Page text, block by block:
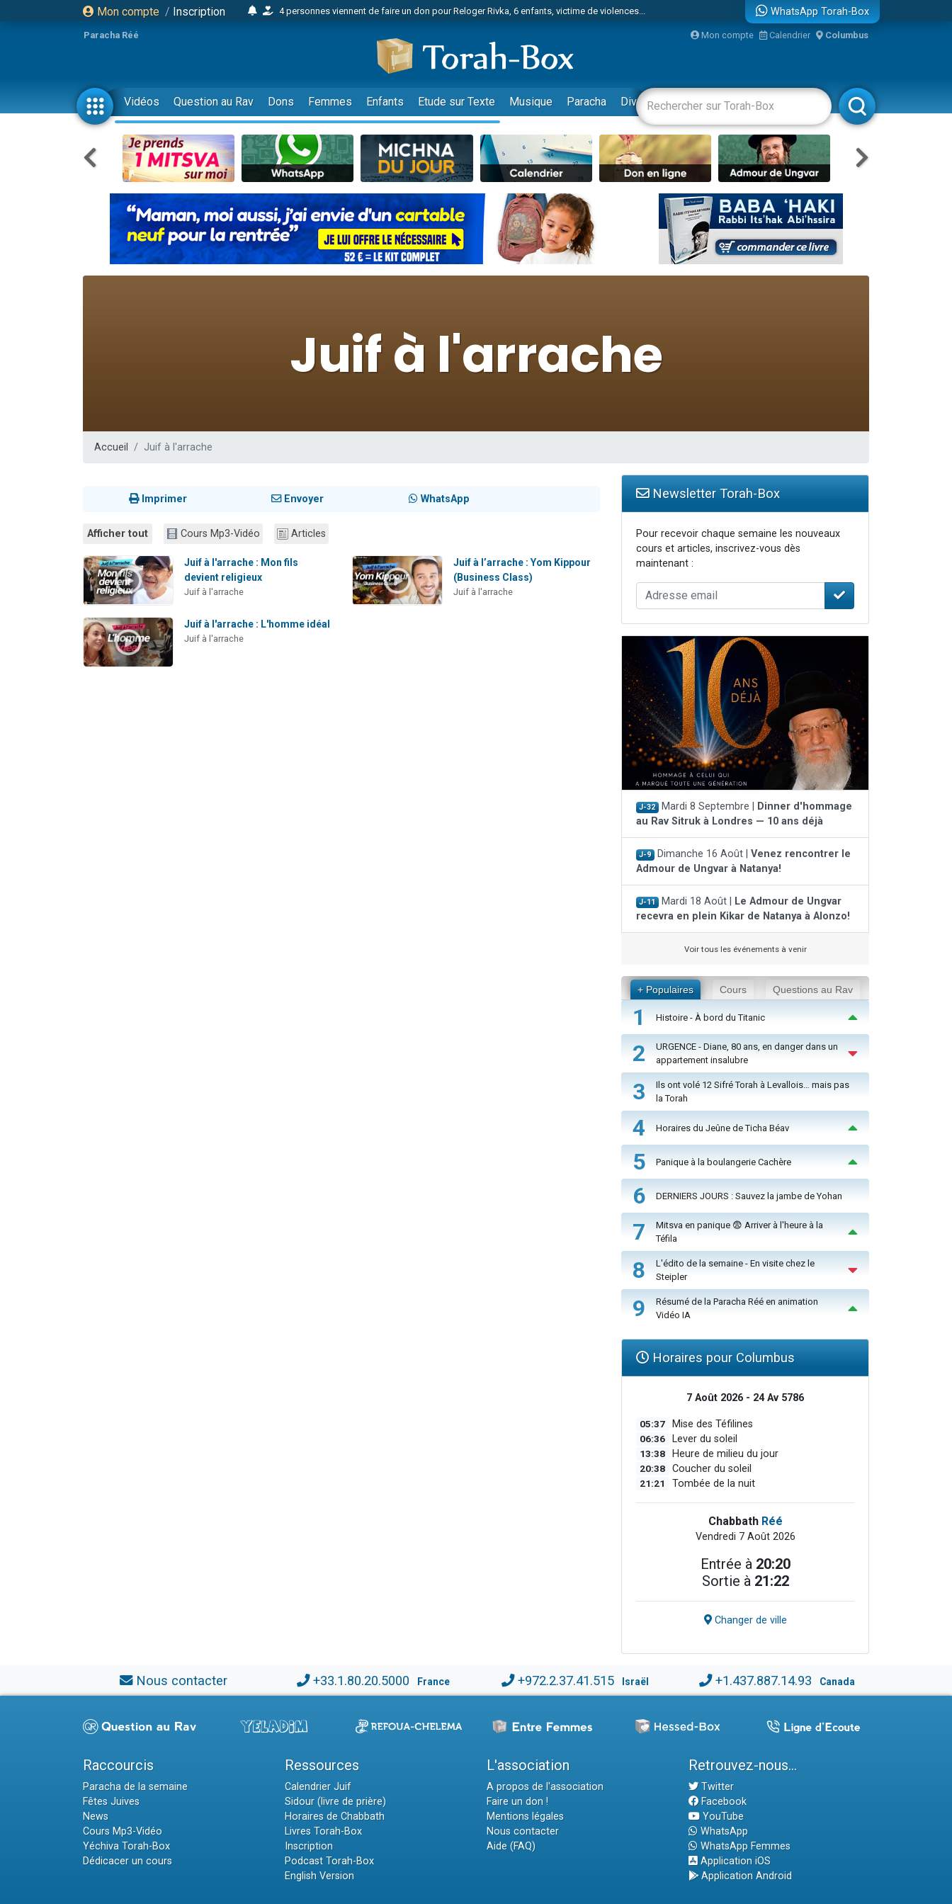
Mon compte / Inscription
4 personnes viennent de faire un don pour Reloger Rivka, 6 enfants, victime de violences...
17 personnes viennent de demander une bénédiction
4 personnes viennent de nous rejoindre sur WhatsApp
Il reste 49 places pour étudier en groupe sur Zoom
23 personnes viennent de faire un don pour Diane, 80 ans, dans un appartement insalubre
Eva vient de donner son Maasser
4 personnes viennent de nous rejoindre sur WhatsApp
3 personnes viennent de nous rejoindre sur WhatsApp
3 personnes viennent de faire un don pour 5 jours de vacances aux Orphelins
Odaya vient de donner son Maasser
2 personnes viennent de nous rejoindre sur WhatsApp
13 personnes viennent de demander une bénédiction
Il reste 49 places pour étudier en groupe sur Zoom
3 personnes viennent de nous rejoindre sur WhatsApp
2 personnes viennent de nous rejoindre sur WhatsApp
WhatsApp Torah-Box
Paracha Réé Mon compte Calendrier Columbus
Vidéos Question au Rav Dons Femmes Enfants Etude sur Texte Musique Paracha Divertissements Livres Rabbanim
Accueil Juif à l'arrache
Imprimer Envoyer WhatsApp
Afficher tout Cours Mp3-Vidéo Articles
Juif à l'arrache : Mon fils
devient religieux
Juif à l'arrache
Juif à l’arrache : Yom Kippour
(Business Class)
Juif à l'arrache
Juif à l'arrache : L'homme idéal
Juif à l'arrache
Newsletter Torah-Box
Pour recevoir chaque semaine les nouveaux
cours et articles, inscrivez-vous dès
maintenant :
J-32 Mardi 8 Septembre |
Dinner d'hommage
au Rav Sitruk à Londres — 10 ans déjà
J-9 Dimanche 16 Août | Venez rencontrer le
Admour de Ungvar à Natanya!
J-11 Mardi 18 Août |
Le Admour de Ungvar
recevra en plein Kikar de Natanya à Alonzo!
Voir tous les événements à venir
+ Populaires Cours Questions au Rav
1 Histoire - À bord du Titanic
2
URGENCE - Diane, 80 ans, en danger dans un
appartement insalubre
3
Ils ont volé 12 Sifré Torah à Levallois… mais pas
la Torah
4 Horaires du Jeûne de Ticha Béav
5 Panique à la boulangerie Cachère
6 DERNIERS JOURS : Sauvez la jambe de Yohan
7
Mitsva en panique 😨 Arriver à l'heure à la
Téfila
8
L'édito de la semaine - En visite chez le
Steipler
9
Résumé de la Paracha Réé en animation
Vidéo IA
Horaires pour Columbus
7 Août 2026 - 24 Av 5786
05:37 Mise des Téfilines
06:36 Lever du soleil
13:38 Heure de milieu du jour
20:38 Coucher du soleil
21:21 Tombée de la nuit
Chabbath Réé
Vendredi 7 Août 2026
Entrée à 20:20
Sortie à 21:22
Changer de ville
Nous contacter +33.1.80.20.5000 France +972.2.37.41.515 Israël +1.437.887.14.93 Canada
Raccourcis
Paracha de la semaine
Fêtes Juives
News
Cours Mp3-Vidéo
Yéchiva Torah-Box
Dédicacer un cours
Ressources
Calendrier Juif
Sidour (livre de prière)
Horaires de Chabbath
Livres Torah-Box
Inscription
Podcast Torah-Box
English Version
L'association
A propos de l'association
Faire un don !
Mentions légales
Nous contacter
Aide (FAQ)
Retrouvez-nous...
Twitter
Facebook
YouTube
WhatsApp
WhatsApp Femmes
Application iOS
Application Android